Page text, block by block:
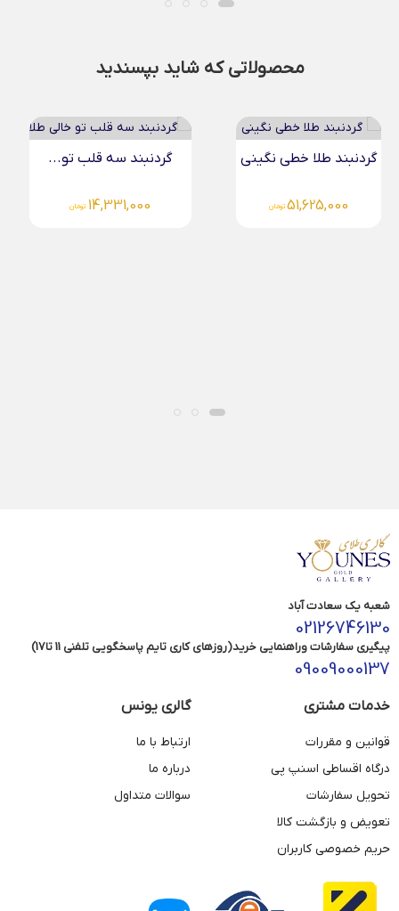
محصولاتی که شاید بپسندید
گردنبند سه قلب تو...
14,331,000
دستبند میوکی قلب طلا
4,654,000
شعبه یک سعادت آباد
02126746130
پیگیری سفارشات وراهنمایی خرید(روزهای کاری تایم پاسخگویی تلفنی 11 تا17)
09009000137
خدمات مشتری
قوانین و مقررات
درگاه اقساطی اسنپ پی
تحویل سفارشات
تعویض و بازگشت کالا
حریم خصوصی کاربران
گالری یونس
ارتباط با ما
درباره ما
سوالات متداول